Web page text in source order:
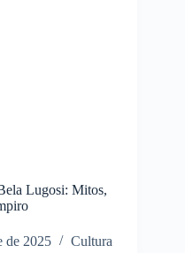
Lugosi: Mitos,
de 2025 Cultura